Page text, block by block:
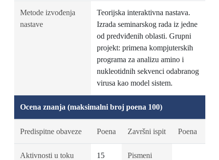
Metode izvođenja
nastave
Teorijska interaktivna nastava.
Izrada seminarskog rada iz jedne
od predviđenih oblasti. Grupni
projekt: primena kompjuterskih
programa za analizu amino i
nukleotidnih sekvenci odabranog
virusa kao model sistem.
Ocena znanja (maksimalni broj poena 100)
Predispitne obaveze Poena Završni ispit Poena
Aktivnosti u toku
15
Pismeni